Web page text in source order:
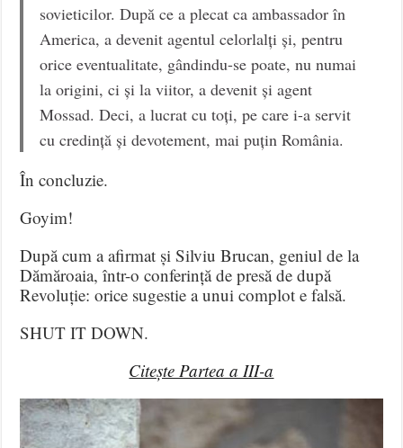
sovieticilor. După ce a plecat ca ambassador în
America, a devenit agentul celorlalți și, pentru
orice eventualitate, gândindu-se poate, nu numai
la origini, ci și la viitor, a devenit și agent
Mossad. Deci, a lucrat cu toți, pe care i-a servit
cu credință și devotement, mai puțin România.
În concluzie.
Goyim!
După cum a afirmat și Silviu Brucan, geniul de la
Dămăroaia, într-o conferință de presă de după
Revoluție: orice sugestie a unui complot e falsă.
SHUT IT DOWN.
Citește Partea a III-a